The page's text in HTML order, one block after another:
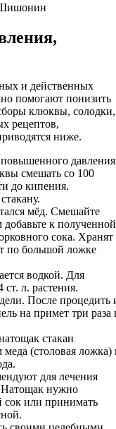
и действенных
помогают понизить
клюквы, солодки,
рецептов,
ниже.
повышенного давления
смешать со 100
до кипения.
мёд. Смешайте
к полученной
сока. Хранят
по большой ложке
водкой. Для
ст. л. растения.
После процедить
на примет три раза
стакан
(столовая ложка)
для лечения
Натощак нужно
сок или принимать